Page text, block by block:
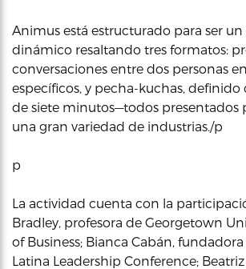
Animus está estructurado para ser
dinámico resaltando tres formatos:
conversaciones entre dos personas
específicos, y pecha-kuchas, definido
de siete minutos—todos presentados
una gran variedad de industrias./p
p
La actividad cuenta con la
Bradley, profesora de Georgetown
of Business; Bianca Cabán,
Latina Leadership Conference;